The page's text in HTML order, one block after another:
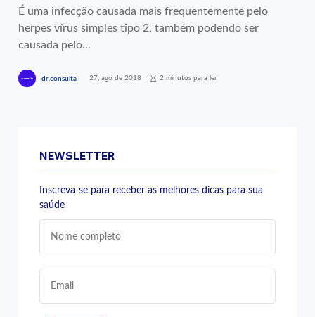
É uma infecção causada mais frequentemente pelo
herpes vírus simples tipo 2, também podendo ser
causada pelo...
dr.consulta 27, ago de 2018 2 minutos para ler
NEWSLETTER
Inscreva-se para receber as melhores dicas para sua
saúde